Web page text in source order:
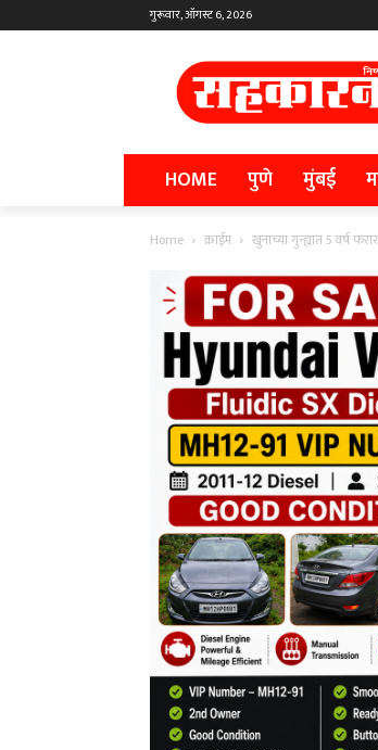
गुरूवार, ऑगस्ट 6, 2026
HOME पुणे मुंबई
Home क्राईम खुनाच्या गुन्ह्यात 5 वर्ष